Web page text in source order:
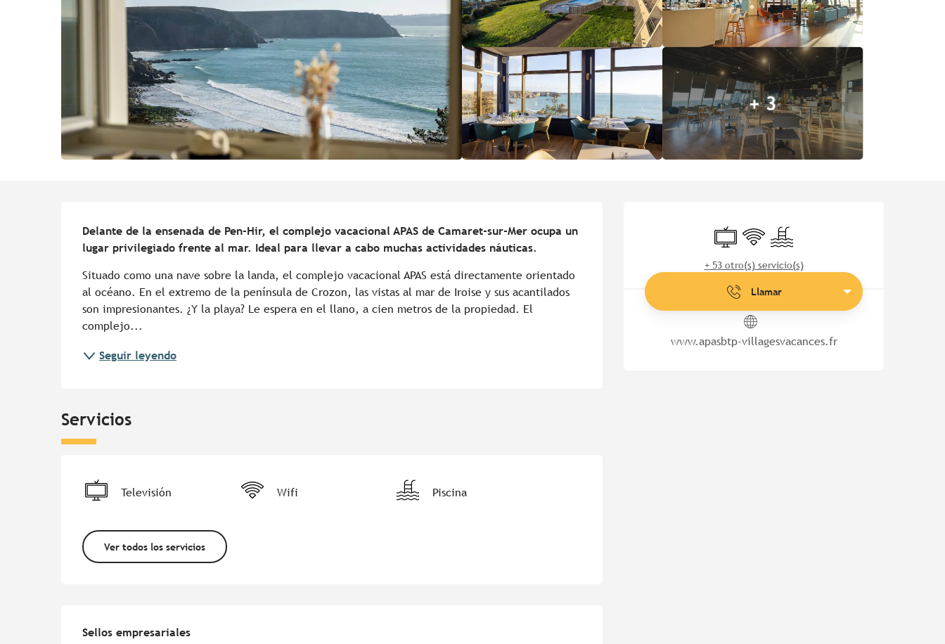
+ 3
Televisión
Wifi Piscina
+ 53 otro(s) servicio(s)
Llamar
www.apasbtp-villagesvacances.fr
Delante de la ensenada de Pen-Hir, el complejo vacacional APAS de Camaret-sur-Mer ocupa un
lugar privilegiado frente al mar. Ideal para llevar a cabo muchas actividades náuticas.
Situado como una nave sobre la landa, el complejo vacacional APAS está directamente orientado
al océano. En el extremo de la península de Crozon, las vistas al mar de Iroise y sus acantilados
son impresionantes. ¿Y la playa? Le espera en el llano, a cien metros de la propiedad. El
complejo...
Seguir leyendo
Servicios
Televisión Wifi Piscina
Ver todos los servicios
Sellos empresariales
Sellos empresariales